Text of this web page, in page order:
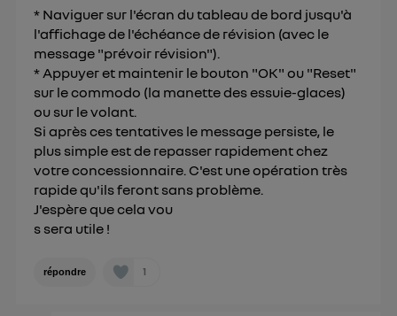
* Naviguer sur l'écran du tableau de bord jusqu'à
l'affichage de l'échéance de révision (avec le
message "prévoir révision").
* Appuyer et maintenir le bouton "OK" ou "Reset"
sur le commodo (la manette des essuie-glaces)
ou sur le volant.
Si après ces tentatives le message persiste, le
plus simple est de repasser rapidement chez
votre concessionnaire. C'est une opération très
rapide qu'ils feront sans problème.
J'espère que cela vou
s sera utile !
répondre 1